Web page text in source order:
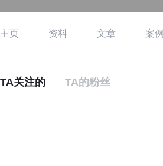
主页 资料 文章 案例
TA关注的 TA的粉丝